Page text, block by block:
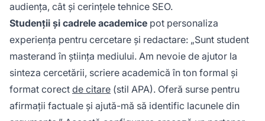
audiența, cât și cerințele tehnice SEO.
Studenții și cadrele academice pot personaliza
experiența pentru cercetare și redactare: „Sunt student
masterand în știința mediului. Am nevoie de ajutor la
sinteza cercetării, scriere academică în ton formal și
format corect de citare (stil APA). Oferă surse pentru
afirmații factuale și ajută-mă să identific lacunele din